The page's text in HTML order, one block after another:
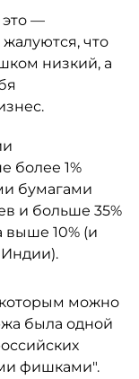
это —
что
низкий, а
более 1%
бумагами
и больше 35%
выше 10% (и
которым можно
была одной
фишками".